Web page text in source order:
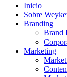
Inicio
Sobre
Branding
Brand
Marketing